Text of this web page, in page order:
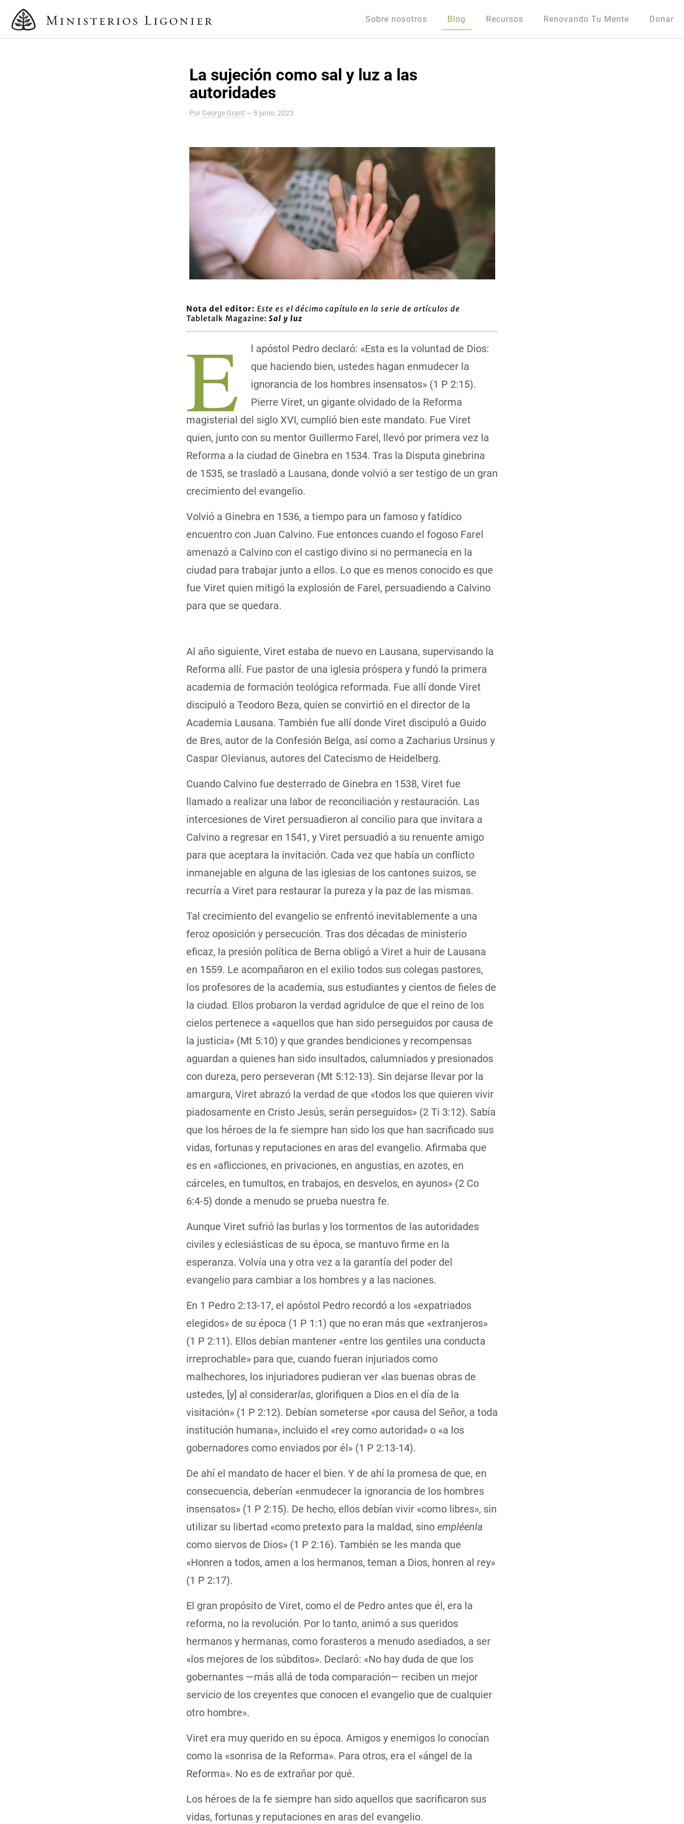
Sobre nosotros Blog Recursos Renovando Tu Mente Donar
La sujeción como sal y luz a las
autoridades
Por George Grant — 8 junio, 2023
Nota del editor: Este es el décimo capítulo en la serie de artículos de
Tabletalk Magazine: Sal y luz
E
l apóstol Pedro declaró: «Esta es la voluntad de Dios:
que haciendo bien, ustedes hagan enmudecer la
ignorancia de los hombres insensatos» (1 P 2:15).
Pierre Viret, un gigante olvidado de la Reforma
magisterial del siglo XVI, cumplió bien este mandato. Fue Viret
quien, junto con su mentor Guillermo Farel, llevó por primera vez la
Reforma a la ciudad de Ginebra en 1534. Tras la Disputa ginebrina
de 1535, se trasladó a Lausana, donde volvió a ser testigo de un gran
crecimiento del evangelio.
Volvió a Ginebra en 1536, a tiempo para un famoso y fatídico
encuentro con Juan Calvino. Fue entonces cuando el fogoso Farel
amenazó a Calvino con el castigo divino si no permanecía en la
ciudad para trabajar junto a ellos. Lo que es menos conocido es que
fue Viret quien mitigó la explosión de Farel, persuadiendo a Calvino
para que se quedara.
Al año siguiente, Viret estaba de nuevo en Lausana, supervisando la
Reforma allí. Fue pastor de una iglesia próspera y fundó la primera
academia de formación teológica reformada. Fue allí donde Viret
discipuló a Teodoro Beza, quien se convirtió en el director de la
Academia Lausana. También fue allí donde Viret discipuló a Guido
de Bres, autor de la Confesión Belga, así como a Zacharius Ursinus y
Caspar Olevianus, autores del Catecismo de Heidelberg.
Cuando Calvino fue desterrado de Ginebra en 1538, Viret fue
llamado a realizar una labor de reconciliación y restauración. Las
intercesiones de Viret persuadieron al concilio para que invitara a
Calvino a regresar en 1541, y Viret persuadió a su renuente amigo
para que aceptara la invitación. Cada vez que había un conflicto
inmanejable en alguna de las iglesias de los cantones suizos, se
recurría a Viret para restaurar la pureza y la paz de las mismas.
Tal crecimiento del evangelio se enfrentó inevitablemente a una
feroz oposición y persecución. Tras dos décadas de ministerio
eficaz, la presión política de Berna obligó a Viret a huir de Lausana
en 1559. Le acompañaron en el exilio todos sus colegas pastores,
los profesores de la academia, sus estudiantes y cientos de fieles de
la ciudad. Ellos probaron la verdad agridulce de que el reino de los
cielos pertenece a «aquellos que han sido perseguidos por causa de
la justicia» (Mt 5:10) y que grandes bendiciones y recompensas
aguardan a quienes han sido insultados, calumniados y presionados
con dureza, pero perseveran (Mt 5:12-13). Sin dejarse llevar por la
amargura, Viret abrazó la verdad de que «todos los que quieren vivir
piadosamente en Cristo Jesús, serán perseguidos» (2 Ti 3:12). Sabía
que los héroes de la fe siempre han sido los que han sacrificado sus
vidas, fortunas y reputaciones en aras del evangelio. Afirmaba que
es en «aflicciones, en privaciones, en angustias, en azotes, en
cárceles, en tumultos, en trabajos, en desvelos, en ayunos» (2 Co
6:4-5) donde a menudo se prueba nuestra fe.
Aunque Viret sufrió las burlas y los tormentos de las autoridades
civiles y eclesiásticas de su época, se mantuvo firme en la
esperanza. Volvía una y otra vez a la garantía del poder del
evangelio para cambiar a los hombres y a las naciones.
En 1 Pedro 2:13-17, el apóstol Pedro recordó a los «expatriados
elegidos» de su época (1 P 1:1) que no eran más que «extranjeros»
(1 P 2:11). Ellos debían mantener «entre los gentiles una conducta
irreprochable» para que, cuando fueran injuriados como
malhechores, los injuriadores pudieran ver «las buenas obras de
ustedes, [y] al considerarlas, glorifiquen a Dios en el día de la
visitación» (1 P 2:12). Debían someterse «por causa del Señor, a toda
institución humana», incluido el «rey como autoridad» o «a los
gobernadores como enviados por él» (1 P 2:13-14).
De ahí el mandato de hacer el bien. Y de ahí la promesa de que, en
consecuencia, deberían «enmudecer la ignorancia de los hombres
insensatos» (1 P 2:15). De hecho, ellos debían vivir «como libres», sin
utilizar su libertad «como pretexto para la maldad, sino empléenla
como siervos de Dios» (1 P 2:16). También se les manda que
«Honren a todos, amen a los hermanos, teman a Dios, honren al rey»
(1 P 2:17).
El gran propósito de Viret, como el de Pedro antes que él, era la
reforma, no la revolución. Por lo tanto, animó a sus queridos
hermanos y hermanas, como forasteros a menudo asediados, a ser
«los mejores de los súbditos». Declaró: «No hay duda de que los
gobernantes —más allá de toda comparación— reciben un mejor
servicio de los creyentes que conocen el evangelio que de cualquier
otro hombre».
Viret era muy querido en su época. Amigos y enemigos lo conocían
como la «sonrisa de la Reforma». Para otros, era el «ángel de la
Reforma». No es de extrañar por qué.
Los héroes de la fe siempre han sido aquellos que sacrificaron sus
vidas, fortunas y reputaciones en aras del evangelio.